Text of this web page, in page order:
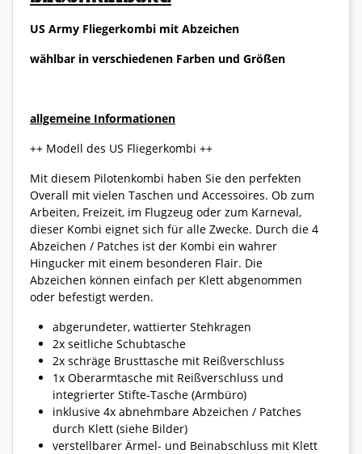
US Army Fliegerkombi mit Abzeichen
wählbar in verschiedenen Farben und Größen
allgemeine Informationen
++ Modell des US Fliegerkombi ++
Mit diesem Pilotenkombi haben Sie den perfekten
Overall mit vielen Taschen und Accessoires. Ob zum
Arbeiten, Freizeit, im Flugzeug oder zum Karneval,
dieser Kombi eignet sich für alle Zwecke. Durch die 4
Abzeichen / Patches ist der Kombi ein wahrer
Hingucker mit einem besonderen Flair. Die
Abzeichen können einfach per Klett abgenommen
oder befestigt werden.
abgerundeter, wattierter Stehkragen
2x seitliche Schubtasche
2x schräge Brusttasche mit Reißverschluss
1x Oberarmtasche mit Reißverschluss und
integrierter Stifte-Tasche (Armbüro)
inklusive 4x abnehmbare Abzeichen / Patches
durch Klett (siehe Bilder)
verstellbarer Ärmel- und Beinabschluss mit Klett